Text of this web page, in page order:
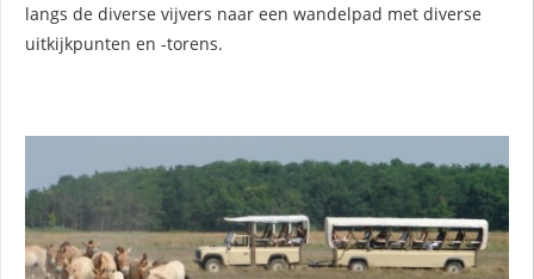
langs de diverse vijvers naar een wandelpad met diverse
uitkijkpunten en -torens.